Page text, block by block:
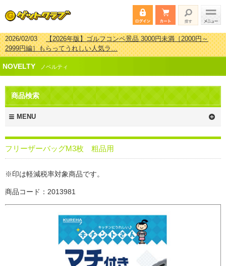
2026/02/03【2026年版】ゴルフコンペ景品 3000円未満［2000円～
2999円編］もらってうれしい人気ラ…
2026/07/15【2026年版】ビンゴゲーム景品おすすめ金額別人気ランキ
ング 更新しました！
2026/04/03【2026年版】ゴルフコンペ景品 3000円未満［2000円～
2999円編］もらってうれしい人気ラ…
2026/02/16
新しました！
NOVELTY ノベルティ
商品検索
MENU
フリーザーバッグM3枚 粗品用
※印は軽減税率対象商品です。
商品コード：2013981